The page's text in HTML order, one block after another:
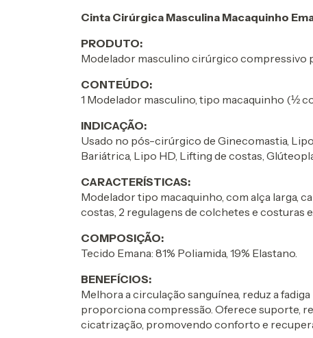
Cinta Cirúrgica Masculina Macaquinho
PRODUTO:
Modelador masculino cirúrgico compressivo
CONTEÚDO:
1 Modelador masculino, tipo macaquinho (½
INDICAÇÃO:
Usado no pós-cirúrgico de Ginecomastia,
Bariátrica, Lipo HD, Lifting de costas,
CARACTERÍSTICAS:
Modelador tipo macaquinho, com alça larga,
costas, 2 regulagens de colchetes e costuras
COMPOSIÇÃO:
Tecido Emana: 81% Poliamida, 19% Elastano.
BENEFÍCIOS:
Melhora a circulação sanguínea, reduz a
proporciona compressão. Oferece suporte,
cicatrização, promovendo conforto e